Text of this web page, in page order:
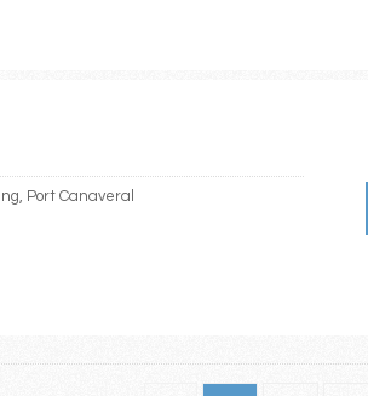
Port Canaveral